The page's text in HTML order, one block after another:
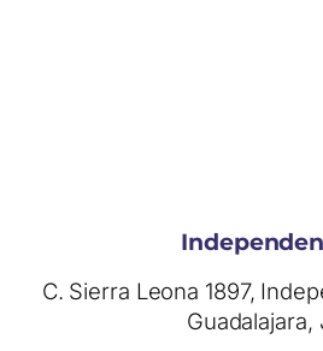
C. Sierra Leona 1897,
Guadalajara,